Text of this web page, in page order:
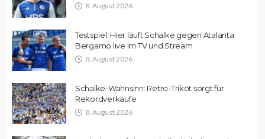
8. August 2026
Testspiel: Hier läuft Schalke gegen Atalanta
Bergamo live im TV und Stream
8. August 2026
Schalke-Wahnsinn: Retro-Trikot sorgt für
Rekordverkäufe
8. August 2026